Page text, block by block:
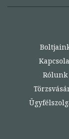
Rólunk